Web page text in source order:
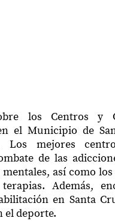
los Centros y
el Municipio de
Los mejores
de las
así como
Además,
en Santa
el deporte.